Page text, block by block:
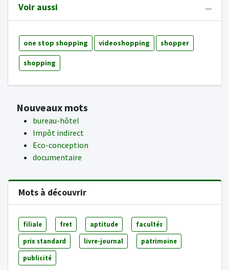
Voir aussi
one stop shopping videoshopping shopper
shopping
Nouveaux mots
bureau-hôtel
Impôt indirect
Eco-conception
documentaire
Mots à découvrir
filiale fret aptitude facultés
prix standard livre-journal patrimoine
publicité